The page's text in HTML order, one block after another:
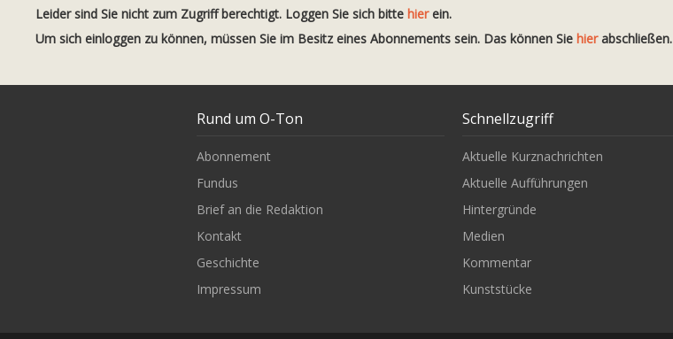
Leider sind Sie nicht zum Zugriff berechtigt. Loggen Sie sich bitte hierein.
Um sich einloggen zu können, müssen Sie im Besitz eines Abonnements sein. Das können Sie hierabschließen.
Rund um O-Ton
Abonnement
Fundus
Brief an die Redaktion
Kontakt
Geschichte
Impressum
Schnellzugriff
Aktuelle Kurznachrichten
Aktuelle Aufführungen
Hintergründe
Medien
Kommentar
Kunststücke